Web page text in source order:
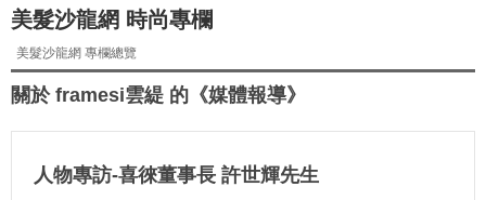
美髮沙龍網 時尚專欄
美髮沙龍網 專欄總覽
關於 framesi雲緹 的《媒體報導》
人物專訪-喜徠董事長 許世輝先生